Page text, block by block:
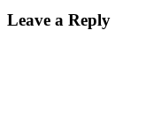
Leave a Reply